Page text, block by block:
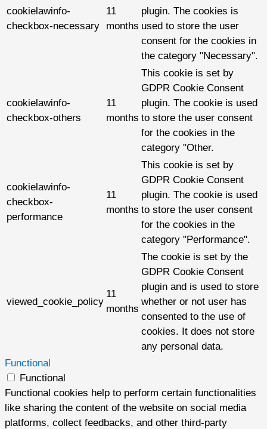
cookielawinfo-
checkbox-necessary
11
months
plugin. The cookies is
used to store the user
consent for the cookies in
the category "Necessary".
cookielawinfo-
checkbox-others
11
months
This cookie is set by
GDPR Cookie Consent
plugin. The cookie is used
to store the user consent
for the cookies in the
category "Other.
cookielawinfo-
checkbox-
performance
11
months
This cookie is set by
GDPR Cookie Consent
plugin. The cookie is used
to store the user consent
for the cookies in the
category "Performance".
viewed_cookie_policy
11
months
The cookie is set by the
GDPR Cookie Consent
plugin and is used to store
whether or not user has
consented to the use of
cookies. It does not store
any personal data.
Functional
Functional
Functional cookies help to perform certain functionalities
like sharing the content of the website on social media
platforms, collect feedbacks, and other third-party